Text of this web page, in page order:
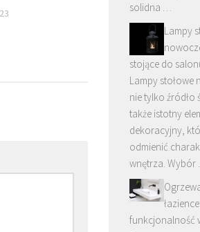
solidna …
Lampy
stojące do
Lampy stołowe
nie tylko źródło
także istotny
dekoracyjny,
odmienić
wnętrza.
funkcjonalność